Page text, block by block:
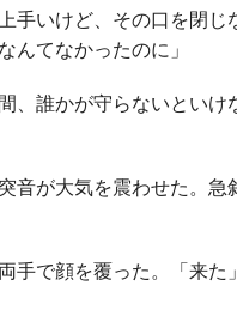
手いけど、その口を閉
んてなかったのに」
、誰かが守らないとい
が大気を震わせた。
手で顔を覆った。「来